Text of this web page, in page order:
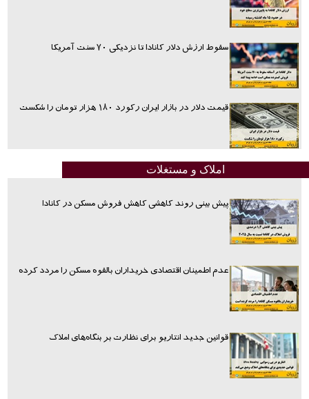
سقوط ارزش دلار کانادا تا نزدیکی ۷۰ سنت آمریکا
قیمت دلار در بازار ایران رکورد ۱۸۰ هزار تومان را شکست
املاک و مستغلات
پیش بینی روند کاهشی کاهش فروش مسکن در کانادا
عدم اطمینان اقتصادی خریداران بالقوه مسکن را مردد کرده
قوانین جدید انتاریو برای نظارت بر بنگاه‌های املاک